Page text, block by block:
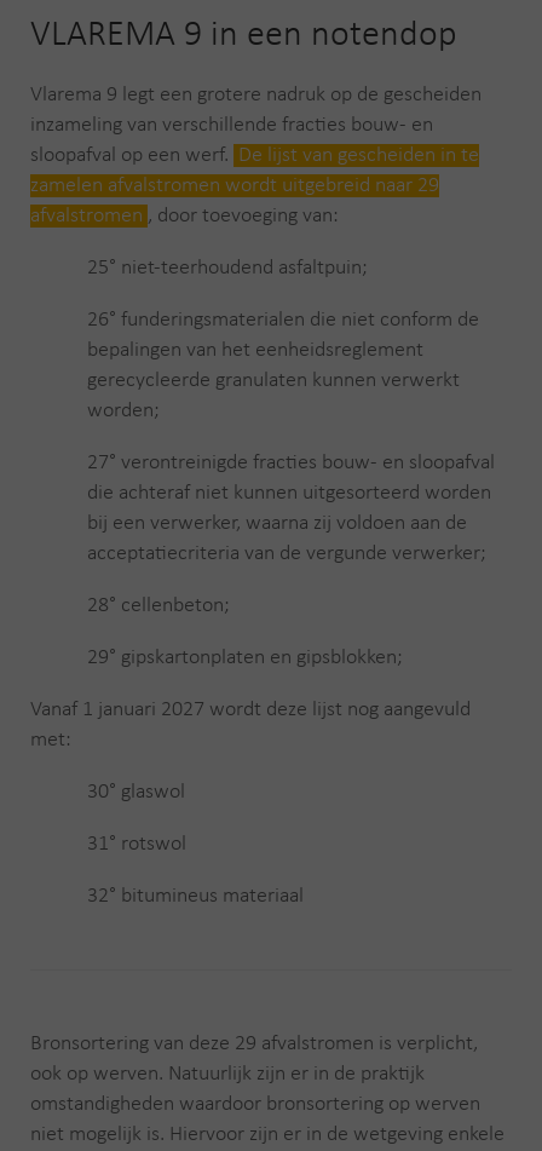
VLAREMA 9 in een notendop
Vlarema 9 legt een grotere nadruk op de gescheiden
inzameling van verschillende fracties bouw- en
sloopafval op een werf. De lijst van gescheiden in te
zamelen afvalstromen wordt uitgebreid naar 29
afvalstromen , door toevoeging van:
25° niet-teerhoudend asfaltpuin;
26° funderingsmaterialen die niet conform de
bepalingen van het eenheidsreglement
gerecycleerde granulaten kunnen verwerkt
worden;
27° verontreinigde fracties bouw- en sloopafval
die achteraf niet kunnen uitgesorteerd worden
bij een verwerker, waarna zij voldoen aan de
acceptatiecriteria van de vergunde verwerker;
28° cellenbeton;
29° gipskartonplaten en gipsblokken;
Vanaf 1 januari 2027 wordt deze lijst nog aangevuld
met:
30° glaswol
31° rotswol
32° bitumineus materiaal
Bronsortering van deze 29 afvalstromen is verplicht,
ook op werven. Natuurlijk zijn er in de praktijk
omstandigheden waardoor bronsortering op werven
niet mogelijk is. Hiervoor zijn er in de wetgeving enkele